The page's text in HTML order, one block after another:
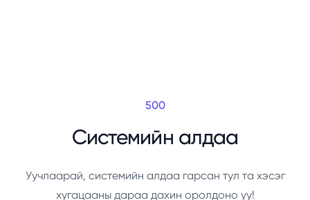
500
Системийн алдаа
Уучлаарай, системийн алдаа гарсан тул та хэсэг
хугацааны дараа дахин оролдоно уу!